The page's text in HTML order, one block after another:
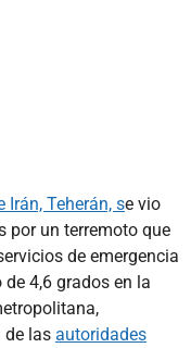
Teherán, se vio
por un terremoto que
de emergencia
4,6 grados en la
de las autoridades